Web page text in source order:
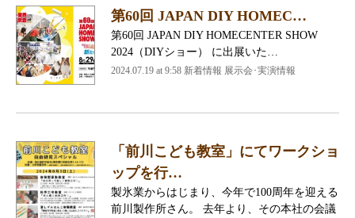
第60回 JAPAN DIY HOMEC…
第60回 JAPAN DIY HOMECENTER SHOW
2024（DIYショー） に出展いた…
2024.07.19 at 9:58 新着情報 展示会･実演情報
「前川こども教室」にてワークショ
ップを行…
製氷業からはじまり、今年で100周年を迎える
前川製作所さん。 去年より、その本社の会議